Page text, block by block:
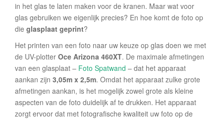
in het glas te laten maken voor de kranen. Maar wat voor
glas gebruiken we eigenlijk precies? En hoe komt de foto op
die glasplaat geprint?
Het printen van een foto naar uw keuze op glas doen we met
de UV-plotter Oce Arizona 460XT. De maximale afmetingen
van een glasplaat – Foto Spatwand – dat het apparaat
aankan zijn 3,05m x 2,5m. Omdat het apparaat zulke grote
afmetingen aankan, is het mogelijk zowel grote als kleine
aspecten van de foto duidelijk af te drukken. Het apparaat
zorgt ervoor dat met fotografische kwaliteit uw foto op de